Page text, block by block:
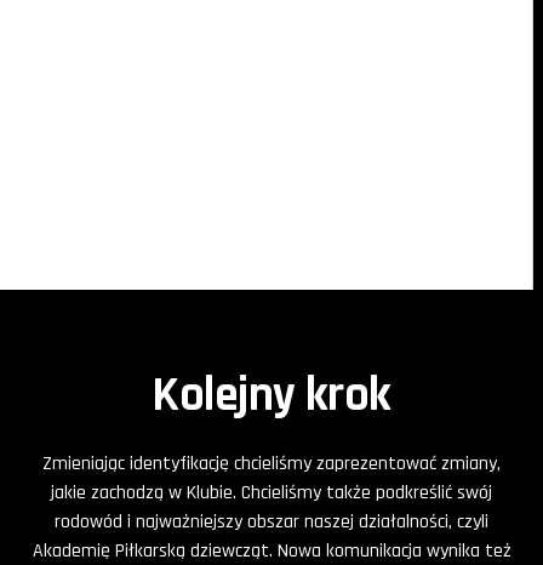
Kolejny krok
Zmieniając identyfikację chcieliśmy zaprezentować zmiany,
jakie zachodzą w Klubie. Chcieliśmy także podkreślić swój
rodowód i najważniejszy obszar naszej działalności, czyli
Akademię Piłkarską dziewcząt. Nowa komunikacja wynika też